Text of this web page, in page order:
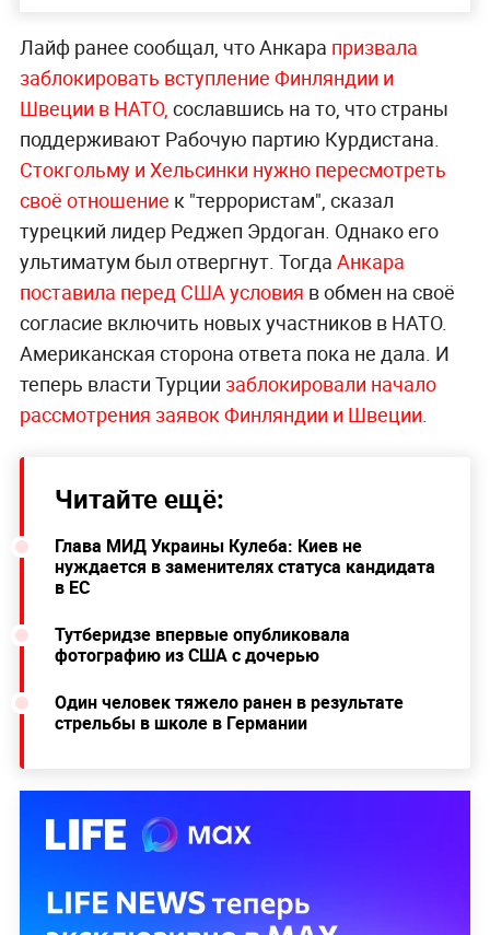
Лайф ранее сообщал, что Анкара призвала
заблокировать вступление Финляндии и
Швеции в НАТО, сославшись на то, что страны
поддерживают Рабочую партию Курдистана.
Стокгольму и Хельсинки нужно пересмотреть
своё отношение к "террористам", сказал
турецкий лидер Реджеп Эрдоган. Однако его
ультиматум был отвергнут. Тогда Анкара
поставила перед США условия в обмен на своё
согласие включить новых участников в НАТО.
Американская сторона ответа пока не дала. И
теперь власти Турции заблокировали начало
рассмотрения заявок Финляндии и Швеции.
Читайте ещё:
Глава МИД Украины Кулеба: Киев не
нуждается в заменителях статуса кандидата
в ЕС
Тутберидзе впервые опубликовала
фотографию из США с дочерью
Один человек тяжело ранен в результате
стрельбы в школе в Германии